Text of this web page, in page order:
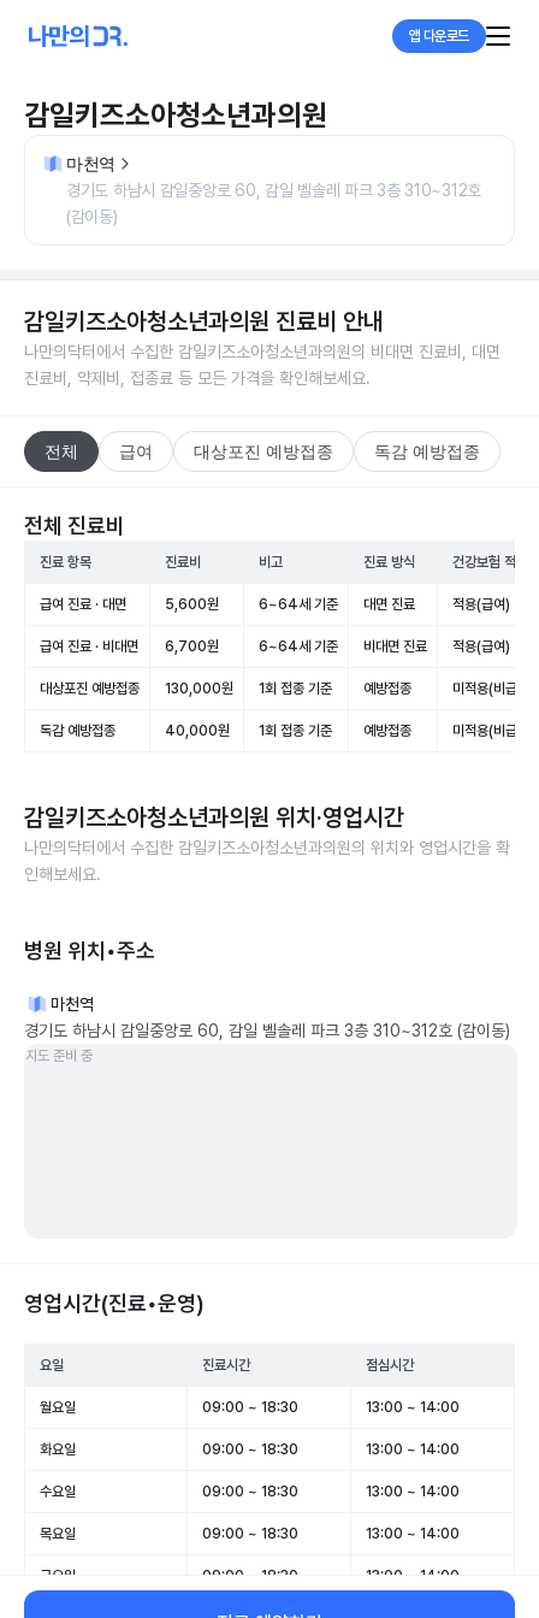
앱 다운로드
감일키즈소아청소년과의원
마천역
경기도 하남시 감일중앙로 60, 감일 벨솔레 파크 3층 310~312호
(감이동)
감일키즈소아청소년과의원 진료비 안내
나만의닥터에서 수집한 감일키즈소아청소년과의원의 비대면 진료비, 대면
진료비, 약제비, 접종료 등 모든 가격을 확인해보세요.
전체 급여 대상포진 예방접종 독감 예방접종
전체 진료비
진료 항목 진료비 비고 진료 방식 건강보험 적용
급여 진료 · 대면 5,600원 6~64세 기준 대면 진료 적용(급여)
급여 진료 · 비대면 6,700원 6~64세 기준 비대면 진료 적용(급여)
대상포진 예방접종 130,000원 1회 접종 기준 예방접종 미적용(비급여)
독감 예방접종 40,000원 1회 접종 기준 예방접종 미적용(비급여)
감일키즈소아청소년과의원 위치·영업시간
나만의닥터에서 수집한 감일키즈소아청소년과의원의 위치와 영업시간을 확
인해보세요.
병원 위치•주소
마천역
경기도 하남시 감일중앙로 60, 감일 벨솔레 파크 3층 310~312호 (감이동)
지도 준비 중
영업시간(진료•운영)
요일 진료시간 점심시간
월요일 09:00 ~ 18:30 13:00 ~ 14:00
화요일 09:00 ~ 18:30 13:00 ~ 14:00
수요일 09:00 ~ 18:30 13:00 ~ 14:00
목요일 09:00 ~ 18:30 13:00 ~ 14:00
금요일 09:00 ~ 18:30 13:00 ~ 14:00